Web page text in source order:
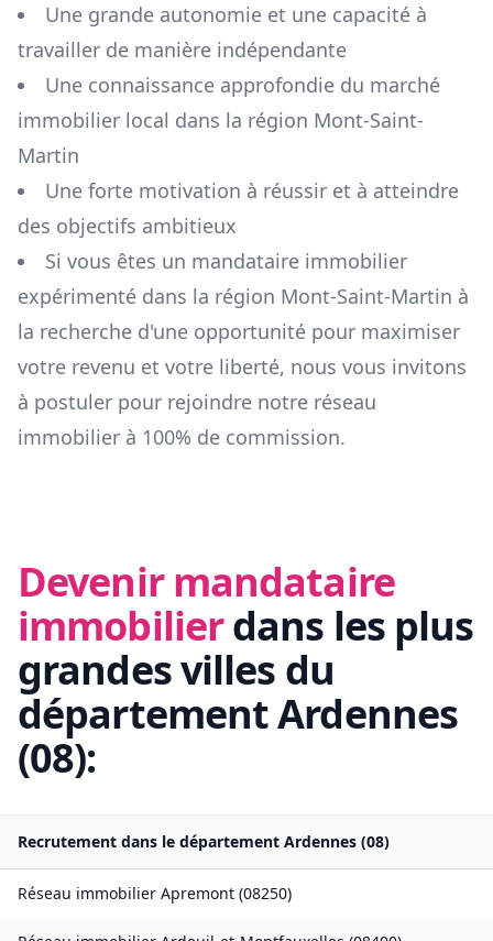
Une grande autonomie et une capacité à
travailler de manière indépendante
Une connaissance approfondie du marché
immobilier local dans la région Mont-Saint-
Martin
Une forte motivation à réussir et à atteindre
des objectifs ambitieux
Si vous êtes un mandataire immobilier
expérimenté dans la région Mont-Saint-Martin à
la recherche d'une opportunité pour maximiser
votre revenu et votre liberté, nous vous invitons
à postuler pour rejoindre notre réseau
immobilier à 100% de commission.
Devenir mandataire
immobilierdans les plus
grandes villes du
départementArdennes
(08):
Recrutement dans le département Ardennes (08)
Réseau immobilier Apremont (08250)